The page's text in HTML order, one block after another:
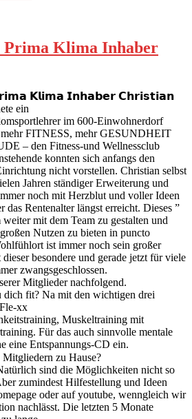
Prima Klima Inhaber
𝗞𝗹𝗶𝗺𝗮 𝗜𝗻𝗵𝗮𝗯𝗲𝗿 𝗖𝗵𝗿𝗶𝘀𝘁𝗶𝗮𝗻
ein
im 600-Einwohnerdorf
FITNESS, mehr GESUNDHEIT
– den Fitness-und Wellnessclub
konnten sich anfangs den
nicht vorstellen. Christian selbst
Jahren ständiger Erweiterung und
noch mit Herzblut und voller Ideen
das Rentenalter längst erreicht. Dieses ”
mit dem Team zu gestalten und
Nutzen zu bieten in puncto
ist immer noch sein großer
besondere und gerade jetzt für viele
zwangsgeschlossen.
Mitglieder nachfolgend.
dich fit? Na mit den wichtigen drei
xx
Muskeltraining mit
Für das auch sinnvolle mentale
eine Entspannungs-CD ein.
zu Hause?
sind die Möglichkeiten nicht so
zumindest Hilfestellung und Ideen
oder auf youtube, wenngleich wir
nachlässt. Die letzten 5 Monate